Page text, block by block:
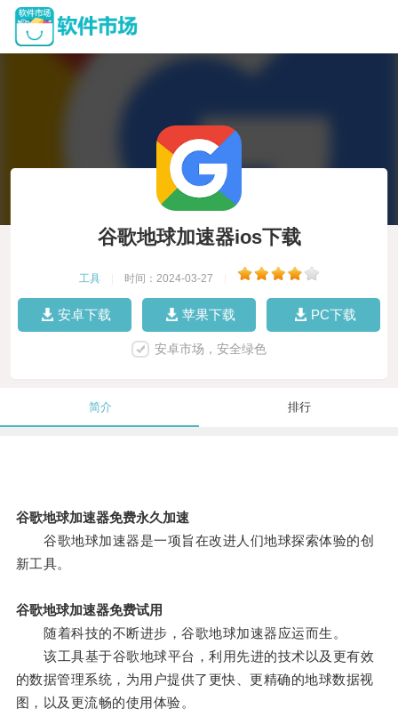
谷歌地球加速器ios下载
工具 时间：2024-03-27
安卓下载 苹果下载 PC下载
安卓市场，安全绿色
简介 排行
谷歌地球加速器免费永久加速
谷歌地球加速器是一项旨在改进人们地球探索体验的创
新工具。
谷歌地球加速器免费试用
随着科技的不断进步，谷歌地球加速器应运而生。
该工具基于谷歌地球平台，利用先进的技术以及更有效
的数据管理系统，为用户提供了更快、更精确的地球数据视
图，以及更流畅的使用体验。